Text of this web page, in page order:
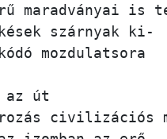
maradványai is
szárnyak ki-
mozdulatsora
az út
civilizációs